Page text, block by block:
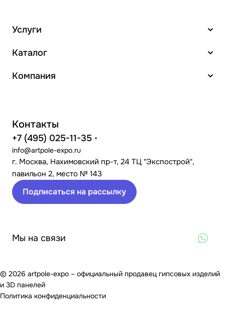
Услуги
Каталог
Компания
Контакты
+7 (495) 025-11-35
info@artpole-expo.ru
г. Москва, Нахимовский пр-т, 24 ТЦ "Экспострой",
павильон 2, место № 143
Подписаться на рассылку
Мы на связи
© 2026 artpole-expo – официальный продавец гипсовых изделий
и 3D панелей
Политика конфиденциальности